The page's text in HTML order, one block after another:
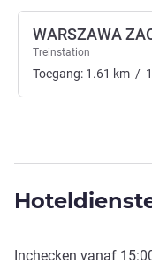
WARSZAWA
Treinstation
Toegang: 1.61 km / 1
Inchecken vanaf